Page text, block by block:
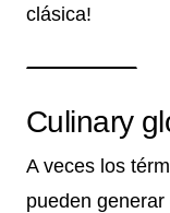
clásica!
Culinary
A veces los
pueden